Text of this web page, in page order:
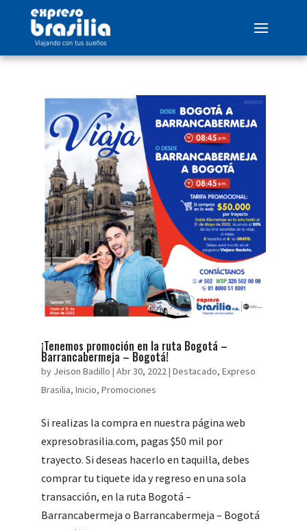
¡Tenemos promoción en la ruta Bogotá –
Barrancabermeja – Bogotá!
by Jeison Badillo | Abr 30, 2022| Destacado, Expreso
Brasilia, Inicio, Promociones
Si realizas la compra en nuestra página web
expresobrasilia.com, pagas $50 mil por
trayecto. Si deseas hacerlo en taquilla, debes
comprar tu tiquete ida y regreso en una sola
transacción, en la ruta Bogotá –
Barrancabermeja o Barrancabermeja – Bogotá